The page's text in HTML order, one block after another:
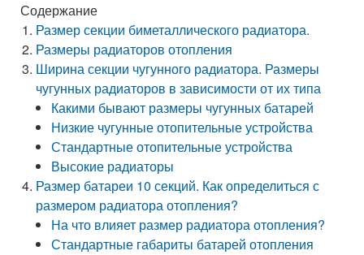
Содержание
Размер секции биметаллического радиатора.
Размеры радиаторов отопления
Ширина секции чугунного радиатора. Размеры
чугунных радиаторов в зависимости от их типа
Какими бывают размеры чугунных батарей
Низкие чугунные отопительные устройства
Стандартные отопительные устройства
Высокие радиаторы
Размер батареи 10 секций. Как определиться с
размером радиатора отопления?
На что влияет размер радиатора отопления?
Стандартные габариты батарей отопления